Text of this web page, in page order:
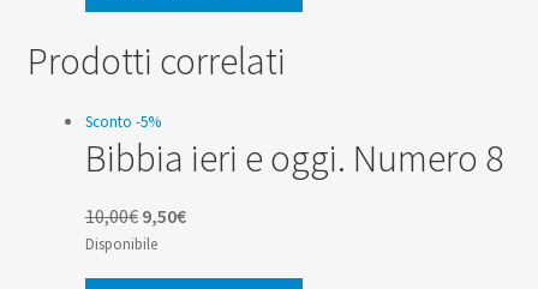
10,00€.9,50€.
Prodotti correlati
Sconto -5%
Bibbia ieri e oggi. Numero 8
10,00€ Il
prezzo
originale
9,50€Il
attuale
Disponibile